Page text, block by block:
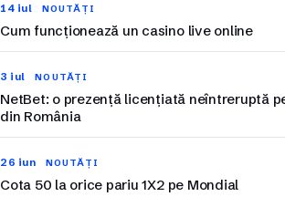
14 iul NOUTĂȚI
Cum funcționează un casino live online
3 iul NOUTĂȚI
NetBet: o prezență licențiată neîntreruptă
din România
26 iun NOUTĂȚI
Cota 50 la orice pariu 1X2 pe Mondial